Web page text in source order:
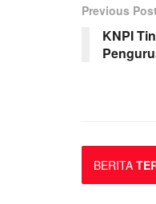
Previous Post
KNPI
BERITA